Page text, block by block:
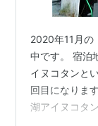
2020年11月の
中です。 宿泊
イヌコタンと
回目になりま
湖アイヌコタ